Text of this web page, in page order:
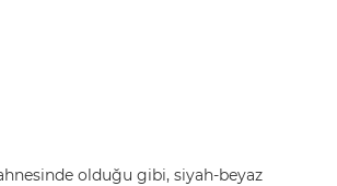
olduğu gibi, siyah-beyaz